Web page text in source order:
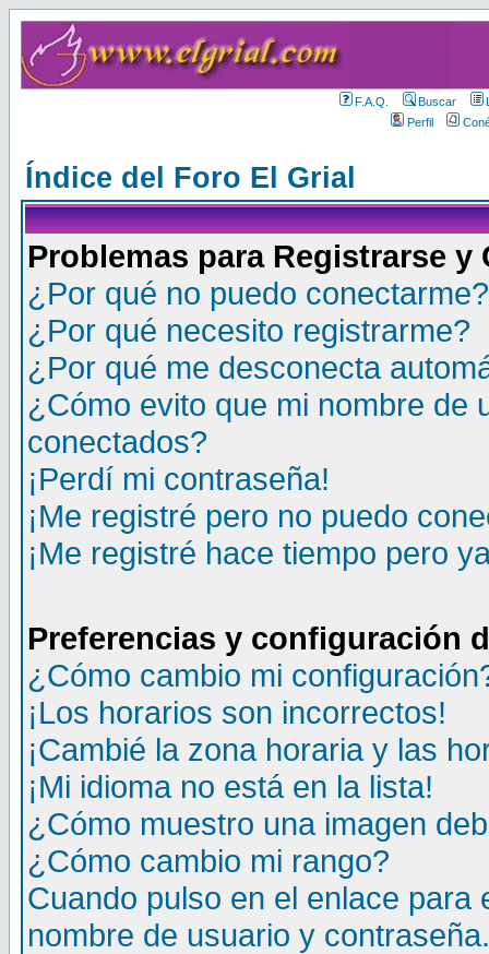
F.A.Q. Buscar
Perfil
Índice del Foro El Grial
Problemas para Registrarse y
¿Por qué no puedo conectarme?
¿Por qué necesito registrarme?
¿Por qué me desconecta
¿Cómo evito que mi nombre de
conectados?
¡Perdí mi contraseña!
¡Me registré pero no puedo
¡Me registré hace tiempo pero
Preferencias y configuración
¿Cómo cambio mi
¡Los horarios son incorrectos!
¡Cambié la zona horaria y las
¡Mi idioma no está en la lista!
¿Cómo muestro una imagen
¿Cómo cambio mi rango?
Cuando pulso en el enlace
nombre de usuario y contraseña.